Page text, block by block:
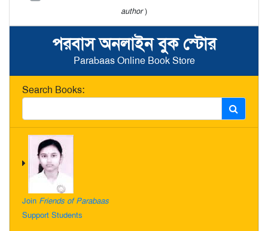
পরবাস অনলাইন বুক স্টোর
Parabaas Online Book Store
Search Books:
Join Friends of Parabaas
Support Students
author)